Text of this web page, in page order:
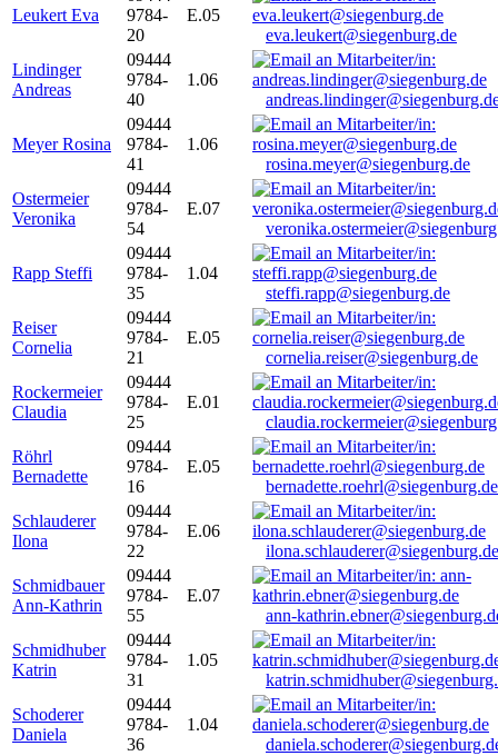
Leukert Eva
9784-
20
E.05
eva.leukert@siegenburg.de
Lindinger
Andreas
09444
9784-
40
1.06
Meyer Rosina
09444
9784-
41
1.06
rosina.meyer@siegenburg.de
Ostermeier
Veronika
09444
9784-
54
E.07
Rapp Steffi
09444
9784-
35
1.04
steffi.rapp@siegenburg.de
Reiser
Cornelia
09444
9784-
21
E.05
cornelia.reiser@siegenburg.de
Rockermeier
Claudia
09444
9784-
25
E.01
Röhrl
Bernadette
09444
9784-
16
E.05
bernadette.roehrl@siegenburg.de
Schlauderer
Ilona
09444
9784-
22
E.06
ilona.schlauderer@siegenburg.de
Schmidbauer
Ann-Kathrin
09444
9784-
55
E.07
ann-
Schmidhuber
Katrin
09444
9784-
31
1.05
Schoderer
Daniela
09444
9784-
36
1.04